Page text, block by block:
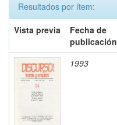
Resultados por ítem:
Vista previa
Fecha de
publicación
1993